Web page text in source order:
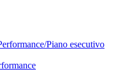
Piano esecutivo